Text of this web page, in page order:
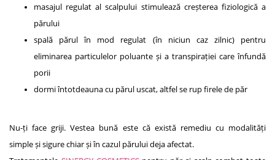
masajul regulat al scalpului stimulează creșterea fiziologică a
părului
spală părul în mod regulat (în niciun caz zilnic) pentru
eliminarea particulelor poluante și a transpirației care înfundă
porii
dormi întotdeauna cu părul uscat, altfel se rup firele de păr
Nu-ți face griji. Vestea bună este că există remediu cu modalități
simple și sigure chiar și în cazul părului deja afectat.